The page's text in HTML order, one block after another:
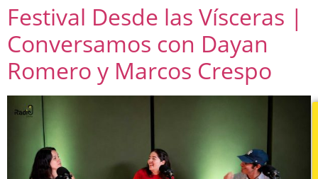
Festival Desde las Vísceras |
Conversamos con Dayan
Romero y Marcos Crespo